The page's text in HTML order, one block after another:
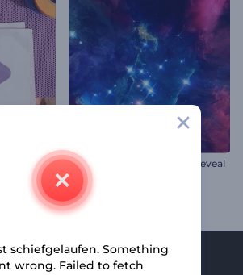
Leuchtender Nebel Logo-Reveal
schiefgelaufen. Something
wrong. Failed to fetch